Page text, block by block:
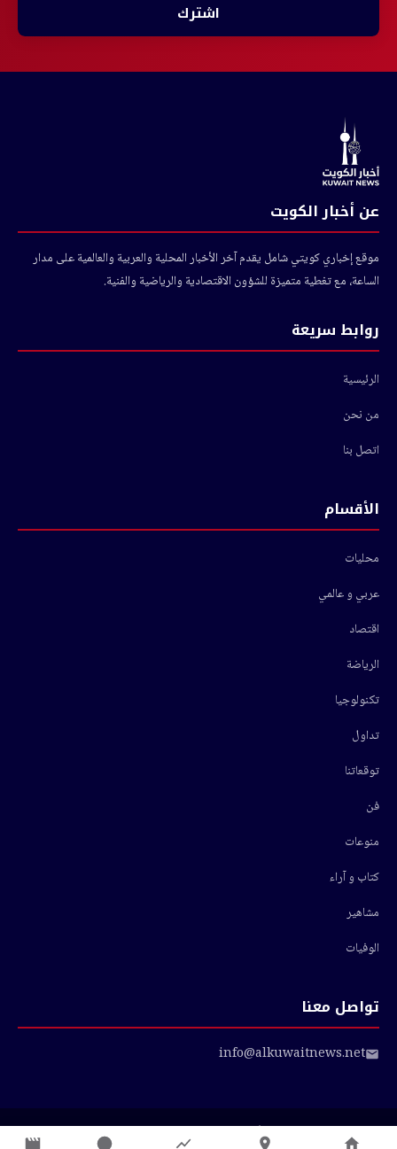
اشترك
عن أخبار الكويت
موقع إخباري كويتي شامل يقدم آخر الأخبار المحلية والعربية والعالمية على مدار
الساعة، مع تغطية متميزة للشؤون الاقتصادية والرياضية والفنية.
روابط سريعة
الرئيسية
من نحن
اتصل بنا
الأقسام
محليات
عربي و عالمي
اقتصاد
الرياضة
تكنولوجيا
تداول
توقعاتنا
فن
منوعات
كتاب و آراء
مشاهير
الوفيات
تواصل معنا
info@alkuwaitnews.net